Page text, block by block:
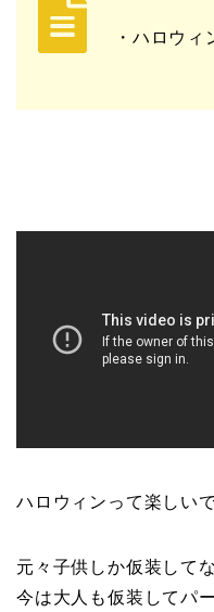
・ハロウ
ハロウィンって楽しい
元々子供しか仮装して
今は大人も仮装してパ